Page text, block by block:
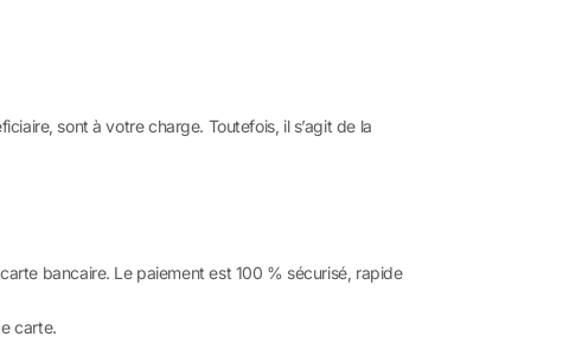
sont à votre charge. Toutefois, il s’agit de la
bancaire. Le paiement est 100 % sécurisé, rapide
carte.